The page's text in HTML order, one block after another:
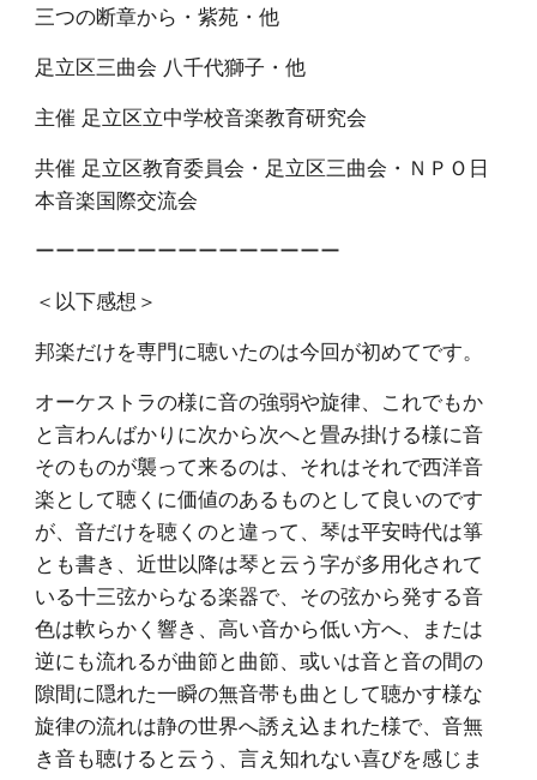
三つの断章から・紫苑・他
足立区三曲会 八千代獅子・他
主催 足立区立中学校音楽教育研究会
共催 足立区教育委員会・足立区三曲会・ＮＰＯ日
本音楽国際交流会
ーーーーーーーーーーーーーーー
＜以下感想＞
邦楽だけを専門に聴いたのは今回が初めてです。
オーケストラの様に音の強弱や旋律、これでもか
と言わんばかりに次から次へと畳み掛ける様に音
そのものが襲って来るのは、それはそれで西洋音
楽として聴くに価値のあるものとして良いのです
が、音だけを聴くのと違って、琴は平安時代は箏
とも書き、近世以降は琴と云う字が多用化されて
いる十三弦からなる楽器で、その弦から発する音
色は軟らかく響き、高い音から低い方へ、または
逆にも流れるが曲節と曲節、或いは音と音の間の
隙間に隠れた一瞬の無音帯も曲として聴かす様な
旋律の流れは静の世界へ誘え込まれた様で、音無
き音も聴けると云う、言え知れない喜びを感じま